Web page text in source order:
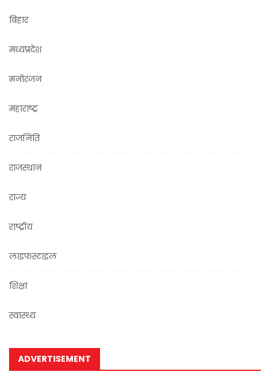
बिहार
मध्यप्रदेश
मनोरंजन
महाराष्ट्र
राजनिति
राजस्थान
राज्य
राष्ट्रीय
लाइफस्टाइल
शिक्षा
स्वास्थ्य
ADVERTISEMENT